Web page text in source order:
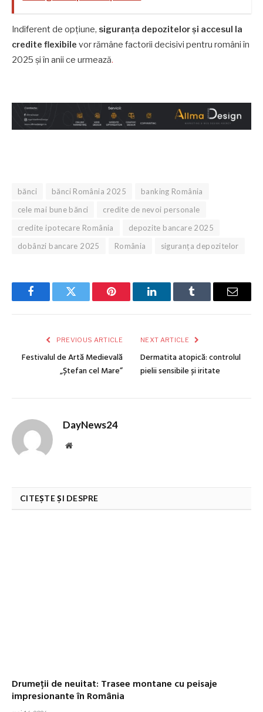
Indiferent de opțiune, siguranța depozitelor și accesul la
credite flexibile vor rămâne factorii decisivi pentru români în
2025 și în anii ce urmează.
bănci bănci România 2025
banking România
cele mai bune bănci
credite de nevoi personale
credite ipotecare România
depozite bancare 2025
dobânzi bancare 2025
România siguranța depozitelor
FacebookTwitter Pinterest LinkedInTumblr Email
PREVIOUS ARTICLE
Festivalul de Artă Medievală
„Ștefan cel Mare”
NEXT ARTICLE
Dermatita atopică: controlul
pielii sensibile și iritate
DayNews24
Website
CITEȘTE ȘI DESPRE
Drumeții de neuitat: Trasee montane cu peisaje
impresionante în România